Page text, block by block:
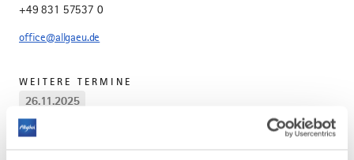
+49 831 57537 0
office@allgaeu.de
WEITERE TERMINE
26.11.2025